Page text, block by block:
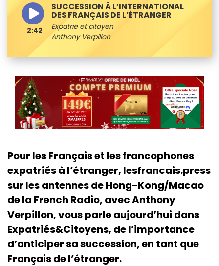
SUCCESSION À L’INTERNATIONAL
DES FRANÇAIS DE L’ÉTRANGER
Expatrié et citoyen
Anthony Verpillon
2:42
Pour les Français et les francophones
expatriés à l’étranger, lesfrancais.press
sur les antennes de Hong-Kong/Macao
de la French Radio, avec Anthony
Verpillon, vous parle aujourd’hui dans
Expatriés&Citoyens, de l’importance
d’anticiper sa succession, en tant que
Français de l’étranger.